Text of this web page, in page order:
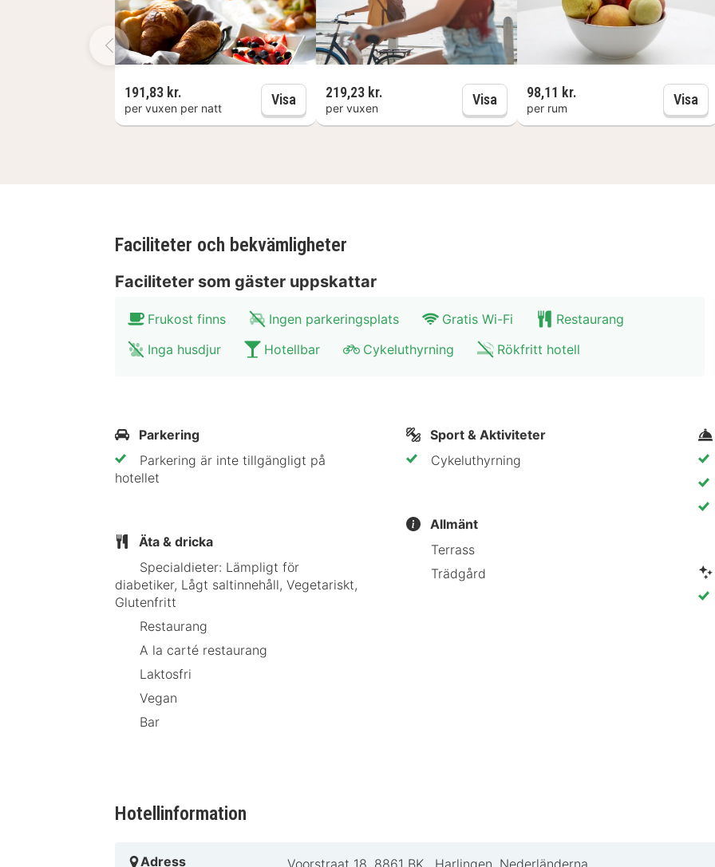
219,23 kr.
per vuxen
Visa Hyr en cykel
98,11 kr.
per rum
Visa
191,83 kr.
per vuxen per natt
Visa Frukost
Faciliteter och bekvämligheter
Faciliteter som gäster uppskattar
Frukost finns Ingen parkeringsplats Gratis Wi-Fi
Restaurang
Inga husdjur
Hotellbar Cykeluthyrning Rökfritt hotell
Parkering
hotellet
Äta & dricka
diabetiker, Lågt saltinnehåll, Vegetariskt,
Glutenfritt
Restaurang
A la carté restaurang
Laktosfri
Vegan
Bar
Sport & Aktiviteter
Cykeluthyrning
Allmänt
Terrass
Trädgård
Hotellinformation
Adress